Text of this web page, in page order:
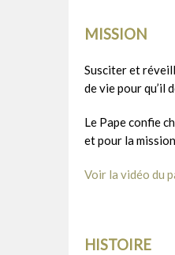
MISSION
Susciter et
de vie pour qu’il
Le Pape confie
et pour la
Voir la vidéo du
HISTOIRE